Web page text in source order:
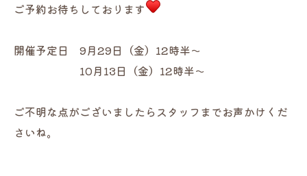
ご予約お待ちしております
開催予定日 9月29日（金）12時半～
10月13日（金）12時半～
ご不明な点がございましたらスタッフまでお声かけくだ
さいね。